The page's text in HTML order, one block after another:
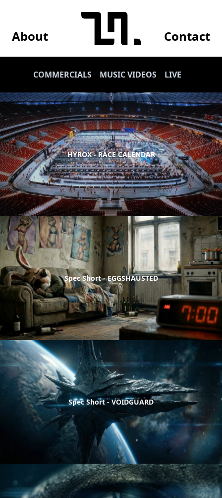
About Contact
COMMERCIALS MUSIC VIDEOS LIVE
HYROX - RACE CALENDAR
Spec Short - EGGSHAUSTED
Spec Short - VOIDGUARD